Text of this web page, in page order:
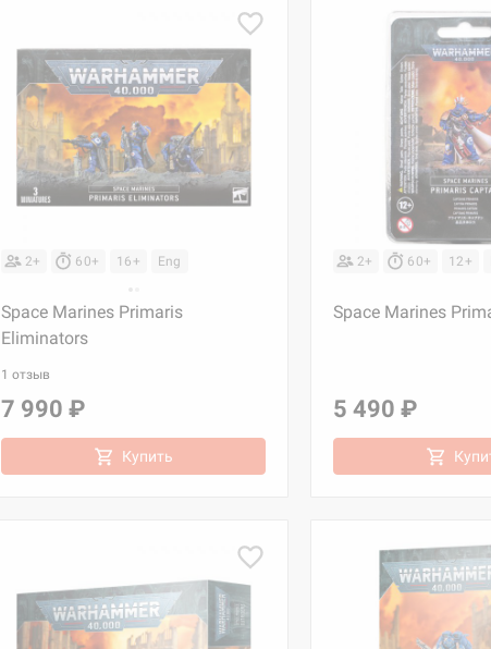
2+ 60+ 16+ Eng
Space Marines Primaris
Eliminators
1 отзыв
7 990 ₽
Купить
2+ 60+ 12+
Space Marines
5 490 ₽